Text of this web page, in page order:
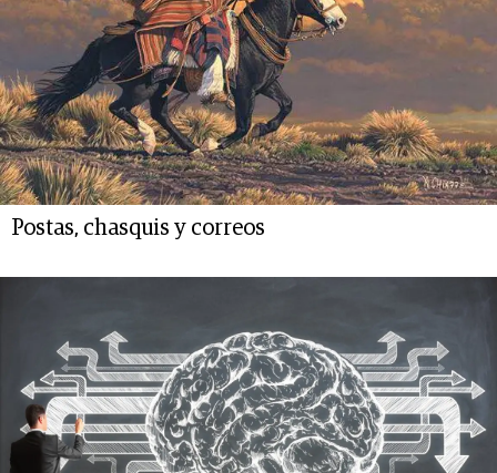
Postas, chasquis y correos